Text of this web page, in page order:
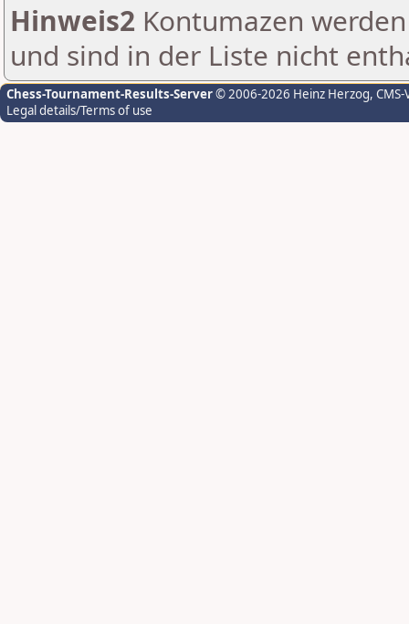
Hinweis2 Kontumazen
und sind in der Liste nicht
Chess-Tournament-Results-Server© 2006-2026 Heinz Herzog,
Legal details/Terms of use